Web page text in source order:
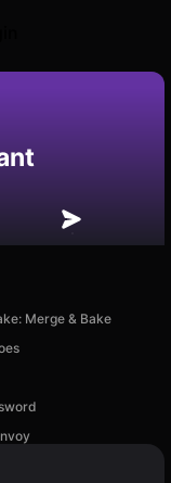
Enregistrer
Merge & Bake